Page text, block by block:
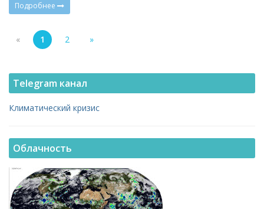
Подробнее
« 1 2 »
Telegram канал
Климатический кризис
Облачность